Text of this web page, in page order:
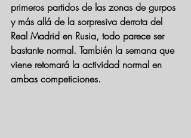
primeros partidos de las zonas de gurpos
y más allá de la sorpresiva derrota del
Real Madrid en Rusia, todo parece ser
bastante normal. También la semana que
viene retomará la actividad normal en
ambas competiciones.